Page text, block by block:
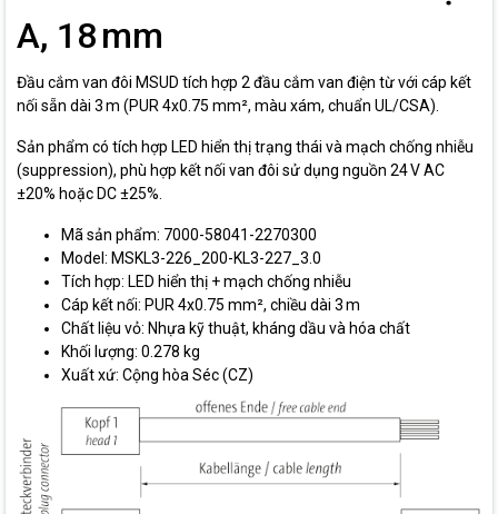
A, 18 mm
Đầu cắm van đôi MSUD tích hợp 2 đầu cắm van điện từ với cáp kết
nối sẵn dài 3 m (PUR 4x0.75 mm², màu xám, chuẩn UL/CSA).
Sản phẩm có tích hợp LED hiển thị trạng thái và mạch chống nhiễu
(suppression), phù hợp kết nối van đôi sử dụng nguồn 24 V AC
±20% hoặc DC ±25%.
Mã sản phẩm: 7000-58041-2270300
Model: MSKL3-226_200-KL3-227_3.0
Tích hợp: LED hiển thị + mạch chống nhiễu
Cáp kết nối: PUR 4x0.75 mm², chiều dài 3 m
Chất liệu vỏ: Nhựa kỹ thuật, kháng dầu và hóa chất
Khối lượng: 0.278 kg
Xuất xứ: Cộng hòa Séc (CZ)